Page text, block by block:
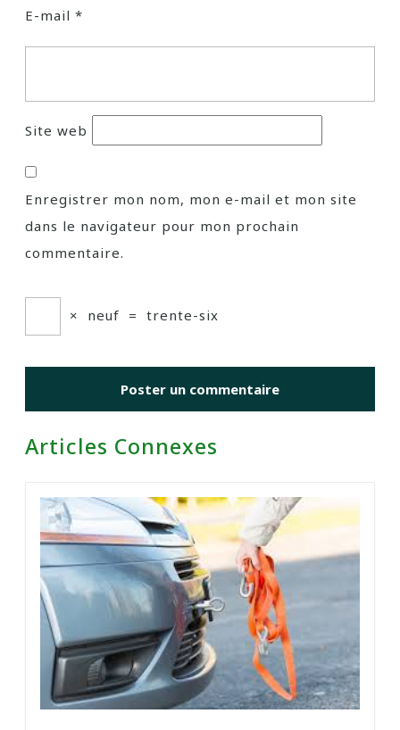
E-mail *
Site web
Enregistrer mon nom, mon e-mail et mon site
dans le navigateur pour mon prochain
commentaire.
× neuf = trente-six
Articles Connexes